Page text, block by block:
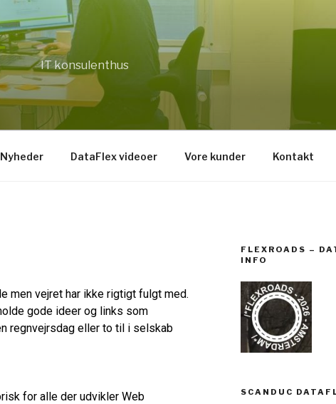
IT konsulenthus
Nyheder DataFlex videoer Vore kunder Kontakt
men vejret har ikke rigtigt fulgt med.
gode ideer og links som
regnvejrsdag eller to til i selskab
for alle der udvikler Web
FLEXROADS –
INFO
SCANDUC